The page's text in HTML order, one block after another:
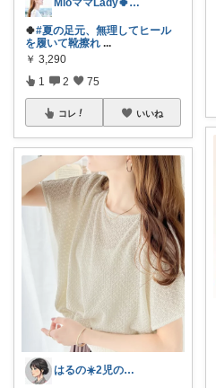
MioママLady🍀Lifestyle
🍀#夏の足元、無理してヒール
を履いて靴擦れ ...
￥ 3,290
1 2 75
コレ いいね
はるの☀️2児のママ𓂃◌𓈒𓐍